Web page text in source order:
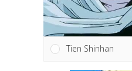
Tien Shinhan